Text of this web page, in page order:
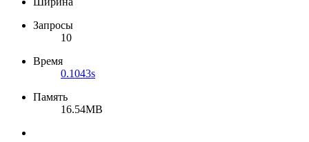
Запросы
10
Время
0.1043s
Память
16.54MB